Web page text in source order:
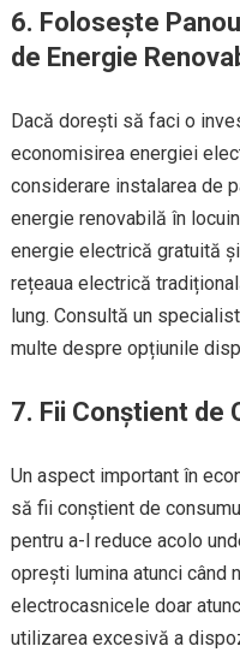
6. Folosește
de Energie
Dacă dorești să faci o
economisirea energiei
considerare instalarea de
energie renovabilă în
energie electrică gratuită
rețeaua electrică
lung. Consultă un
multe despre opțiunile
7. Fii Conștient de
Un aspect important în
să fii conștient de
pentru a-l reduce acolo
oprești lumina atunci
electrocasnicele doar
utilizarea excesivă a